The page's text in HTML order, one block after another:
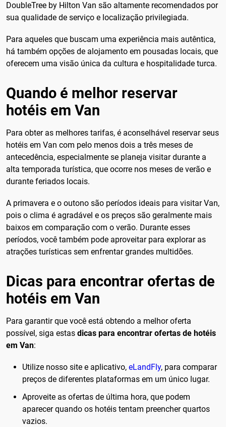
DoubleTree by Hilton Van são altamente recomendados por
sua qualidade de serviço e localização privilegiada.
Para aqueles que buscam uma experiência mais autêntica,
há também opções de alojamento em pousadas locais, que
oferecem uma visão única da cultura e hospitalidade turca.
Quando é melhor reservar
hotéis em Van
Para obter as melhores tarifas, é aconselhável reservar seus
hotéis em Van com pelo menos dois a três meses de
antecedência, especialmente se planeja visitar durante a
alta temporada turística, que ocorre nos meses de verão e
durante feriados locais.
A primavera e o outono são períodos ideais para visitar Van,
pois o clima é agradável e os preços são geralmente mais
baixos em comparação com o verão. Durante esses
períodos, você também pode aproveitar para explorar as
atrações turísticas sem enfrentar grandes multidões.
Dicas para encontrar ofertas de
hotéis em Van
Para garantir que você está obtendo a melhor oferta
possível, siga estas dicas para encontrar ofertas de hotéis
em Van:
Utilize nosso site e aplicativo, eLandFly, para comparar
preços de diferentes plataformas em um único lugar.
Aproveite as ofertas de última hora, que podem
aparecer quando os hotéis tentam preencher quartos
vazios.